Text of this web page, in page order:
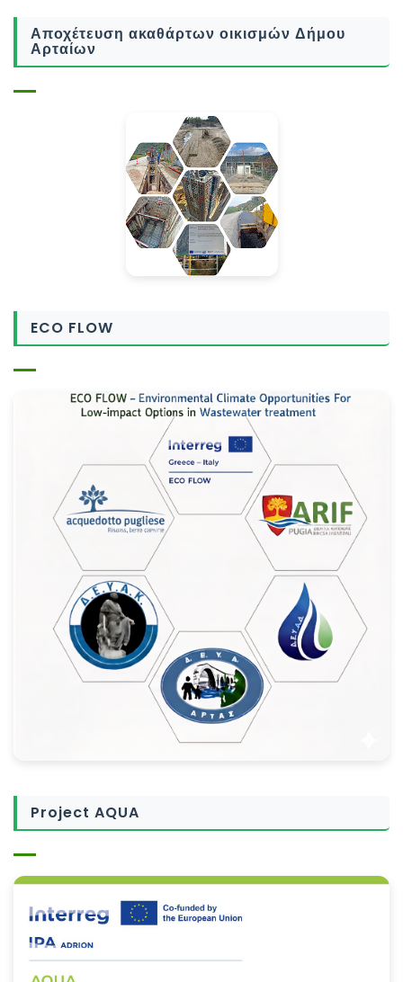
Αποχέτευση ακαθάρτων οικισμών Δήμου
Αρταίων
ECO FLOW
Project AQUA